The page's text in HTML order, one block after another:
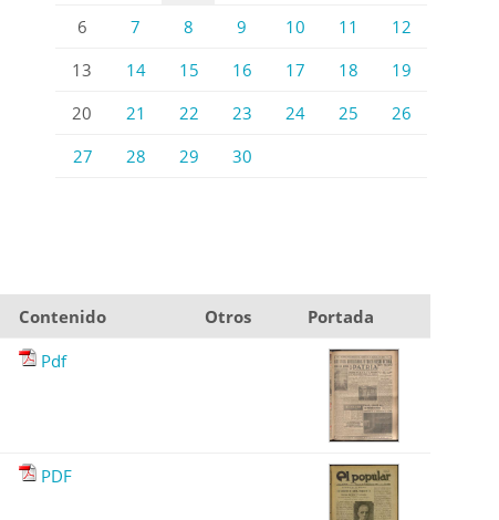
6
7 8 9 10 11
12
13
14 15 16 17 18
19
20
21 22 23 24 25
26
27
28 29 30
Contenido Otros
Portada
Pdf
PDF